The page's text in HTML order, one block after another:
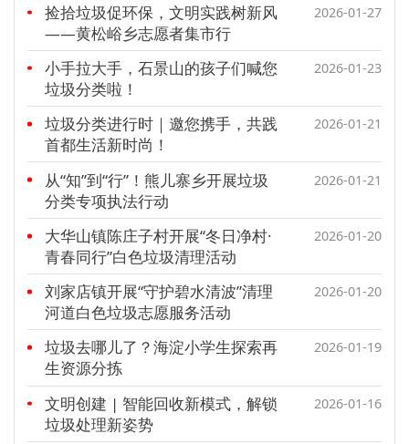
捡拾垃圾促环保，文明实践树新风
——黄松峪乡志愿者集市行
2026-01-27
小手拉大手，石景山的孩子们喊您
垃圾分类啦！
2026-01-23
垃圾分类进行时｜邀您携手，共践
首都生活新时尚！
2026-01-21
从“知”到“行”！熊儿寨乡开展垃圾
分类专项执法行动
2026-01-21
大华山镇陈庄子村开展“冬日净村·
青春同行”白色垃圾清理活动
2026-01-20
刘家店镇开展“守护碧水清波”清理
河道白色垃圾志愿服务活动
2026-01-20
垃圾去哪儿了？海淀小学生探索再
生资源分拣
2026-01-19
文明创建 | 智能回收新模式，解锁
垃圾处理新姿势
2026-01-16